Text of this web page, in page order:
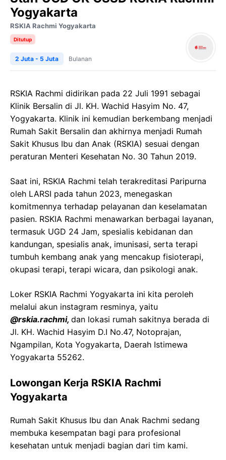
Yogyakarta
RSKIA Rachmi Yogyakarta
Ditutup
2 Juta - 5 Juta Bulanan
RSKIA Rachmi didirikan pada 22 Juli 1991 sebagai
Klinik Bersalin di Jl. KH. Wachid Hasyim No. 47,
Yogyakarta. Klinik ini kemudian berkembang menjadi
Rumah Sakit Bersalin dan akhirnya menjadi Rumah
Sakit Khusus Ibu dan Anak (RSKIA) sesuai dengan
peraturan Menteri Kesehatan No. 30 Tahun 2019.
Saat ini, RSKIA Rachmi telah terakreditasi Paripurna
oleh LARSI pada tahun 2023, menegaskan
komitmennya terhadap pelayanan dan keselamatan
pasien. RSKIA Rachmi menawarkan berbagai layanan,
termasuk UGD 24 Jam, spesialis kebidanan dan
kandungan, spesialis anak, imunisasi, serta terapi
tumbuh kembang anak yang mencakup fisioterapi,
okupasi terapi, terapi wicara, dan psikologi anak.
Loker RSKIA Rachmi Yogyakarta ini kita peroleh
melalui akun instagram resminya, yaitu
@rskia.rachmi, dan lokasi rumah sakitnya berada di
Jl. KH. Wachid Hasyim D.I No.47, Notoprajan,
Ngampilan, Kota Yogyakarta, Daerah Istimewa
Yogyakarta 55262.
Lowongan Kerja RSKIA Rachmi
Yogyakarta
Rumah Sakit Khusus Ibu dan Anak Rachmi sedang
membuka kesempatan bagi para profesional
kesehatan untuk menjadi bagian dari tim kami.